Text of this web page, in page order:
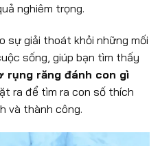
nghiêm trọng.
sự giải thoát khỏi những mối
sống, giúp bạn tìm thấy
rụng răng đánh con gì
ra để tìm ra con số thích
và thành công.